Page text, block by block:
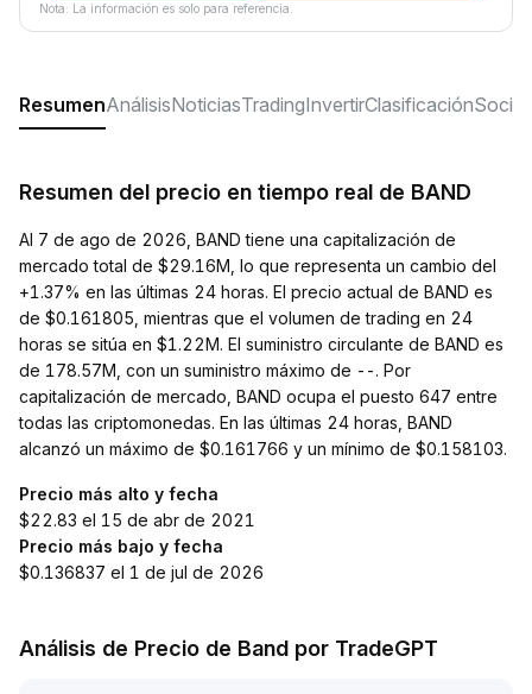
Nota: La información es solo para referencia.
ResumenAnálisisNoticiasTradingInvertirClasificaciónSocial
Resumen del precio en tiempo real de BAND
Al 7 de ago de 2026, BAND tiene una capitalización de
mercado total de $29.16M, lo que representa un cambio del
+1.37% en las últimas 24 horas. El precio actual de BAND es
de $0.161805, mientras que el volumen de trading en 24
horas se sitúa en $1.22M. El suministro circulante de BAND es
de 178.57M, con un suministro máximo de --. Por
capitalización de mercado, BAND ocupa el puesto 647 entre
todas las criptomonedas. En las últimas 24 horas, BAND
alcanzó un máximo de $0.161766 y un mínimo de $0.158103.
Precio más alto y fecha
$22.83 el 15 de abr de 2021
Precio más bajo y fecha
$0.136837 el 1 de jul de 2026
Análisis de Precio de Band por TradeGPT